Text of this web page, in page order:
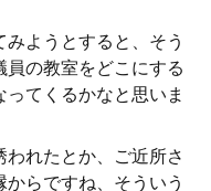
ようとすると、そう
の教室をどこにする
てくるかなと思いま
れたとか、ご近所さ
らですね、そういう